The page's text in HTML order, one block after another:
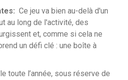
Ce jeu va bien au-delà d'un
au long de l'activité, des
et, comme si cela ne
un défi clé : une boîte à
toute l’année, sous réserve de